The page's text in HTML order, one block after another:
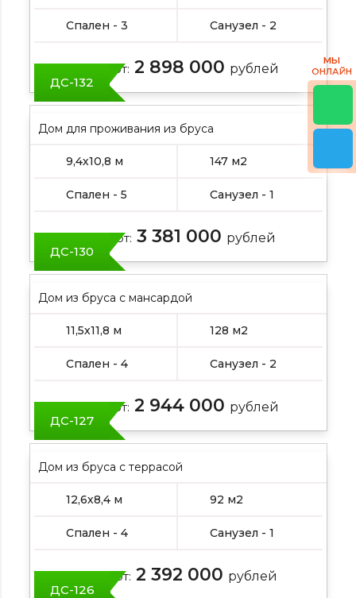
Спален - 3 Санузел - 2
Цена от: 2 898 000 рублей
ДС-132
Дом для проживания из бруса
9,4х10,8 м 147 м2
Спален - 5 Санузел - 1
Цена от: 3 381 000 рублей
ДС-130
Дом из бруса с мансардой
11,5х11,8 м 128 м2
Спален - 4 Санузел - 2
Цена от: 2 944 000 рублей
ДС-127
Дом из бруса с террасой
12,6х8,4 м 92 м2
Спален - 4 Санузел - 1
Цена от: 2 392 000 рублей
ДС-126
МЫ
ОНЛАЙН